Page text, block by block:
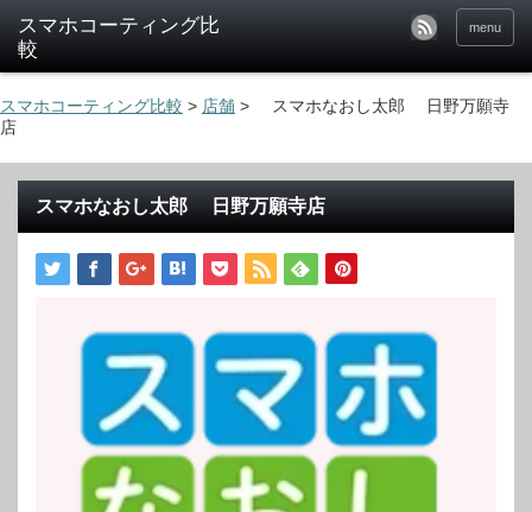
menu
スマホコーティング比較 > 店舗 >
スマホなおし太郎 日野万願寺
店
スマホなおし太郎 日野万願寺店